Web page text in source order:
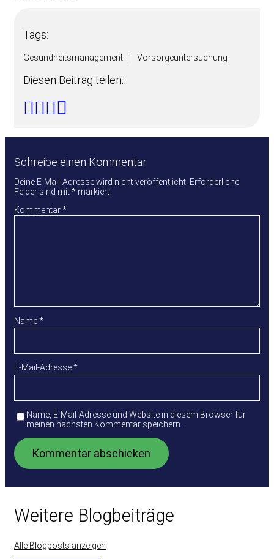
Tags:
Gesundheitsmanagement Vorsorgeuntersuchung
Diesen Beitrag teilen:
Schreibe einen Kommentar
Deine E-Mail-Adresse wird nicht veröffentlicht. Erforderliche
Felder sind mit* markiert
Kommentar*
Name*
E-Mail-Adresse*
Name, E-Mail-Adresse und Website in diesem Browser für
meinen nächsten Kommentar speichern.
Weitere Blogbeiträge
Alle Blogposts anzeigen